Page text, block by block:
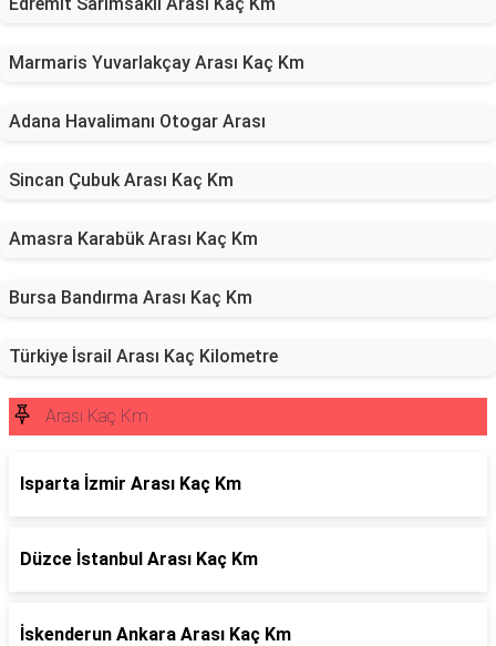
Marmaris Yuvarlakçay Arası Kaç Km
Adana Havalimanı Otogar Arası
Sincan Çubuk Arası Kaç Km
Amasra Karabük Arası Kaç Km
Bursa Bandırma Arası Kaç Km
Türkiye İsrail Arası Kaç Kilometre
Arası Kaç Km
Isparta İzmir Arası Kaç Km
Düzce İstanbul Arası Kaç Km
İskenderun Ankara Arası Kaç Km